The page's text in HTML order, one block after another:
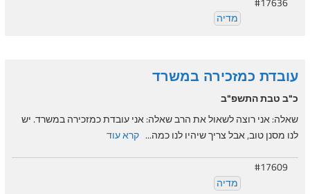
מדיה
עובדת כמזכירה במשרד
כ"ב טבת התשפ"ב
שאלה: אני רוצה לשאול את הרב שאלה: אני עובדת כמזכירה במשרד. יש
לנו מסנן טוב, אבל צריך שיהיו לנו כמה... קרא עוד
#17609
מדיה